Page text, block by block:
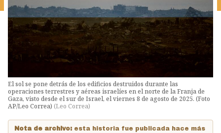
El sol se pone detrás de los edificios destruidos durante las
operaciones terrestres y aéreas israelíes en el norte de la Franja de
Gaza, visto desde el sur de Israel, el viernes 8 de agosto de 2025. (Foto
AP/Leo Correa) (Leo Correa)
Nota de archivo: esta historia fue publicada hace más